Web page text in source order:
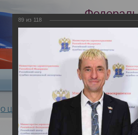
Научная
О Центре -
Альбомы
89 из 118